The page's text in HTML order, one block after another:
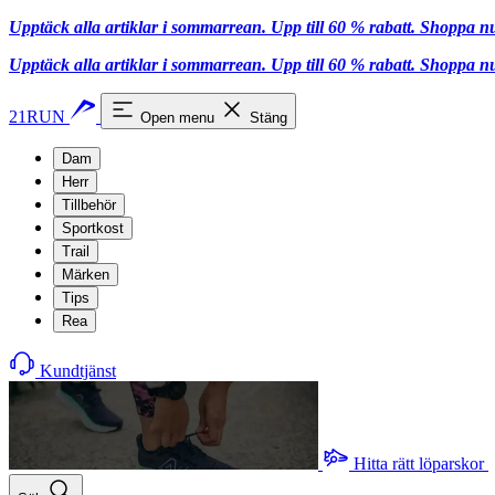
Upptäck alla artiklar i sommarrean. Upp till 60 % rabatt. Shoppa
Upptäck alla artiklar i sommarrean. Upp till 60 % rabatt. Shoppa
21RUN Open menu Stäng
Dam
Herr
Tillbehör
Sportkost
Trail
Märken
Tips
Rea
Kundtjänst
Hitta rätt löparskor